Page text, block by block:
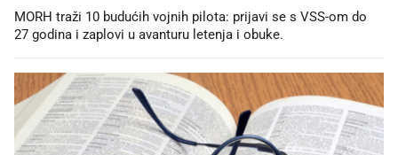
MORH traži 10 budućih vojnih pilota: prijavi se s VSS-om do
27 godina i zaplovi u avanturu letenja i obuke.